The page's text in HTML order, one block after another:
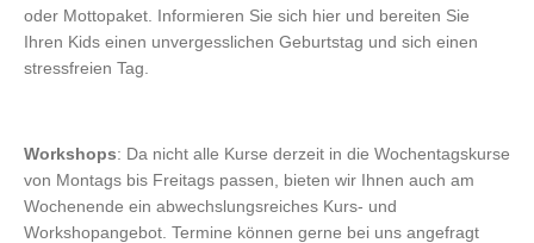
oder Mottopaket. Informieren Sie sich hier und bereiten Sie
Ihren Kids einen unvergesslichen Geburtstag und sich einen
stressfreien Tag.
Workshops: Da nicht alle Kurse derzeit in die Wochentagskurse
von Montags bis Freitags passen, bieten wir Ihnen auch am
Wochenende ein abwechslungsreiches Kurs- und
Workshopangebot. Termine können gerne bei uns angefragt